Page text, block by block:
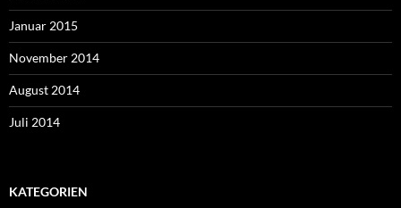
Januar 2015
November 2014
August 2014
Juli 2014
KATEGORIEN